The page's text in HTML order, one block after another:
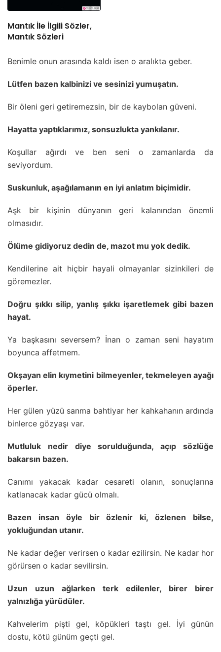
Mantık İle İlgili Sözler,
Mantık Sözleri
Benimle onun arasında kaldı isen o aralıkta geber.
Lütfen bazen kalbinizi ve sesinizi yumuşatın.
Bir öleni geri getiremezsin, bir de kaybolan güveni.
Hayatta yaptıklarımız, sonsuzlukta yankılanır.
Koşullar ağırdı ve ben seni o zamanlarda da
seviyordum.
Suskunluk, aşağılamanın en iyi anlatım biçimidir.
Aşk bir kişinin dünyanın geri kalanından önemli
olmasıdır.
Ölüme gidiyoruz dedin de, mazot mu yok dedik.
Kendilerine ait hiçbir hayali olmayanlar sizinkileri de
göremezler.
Doğru şıkkı silip, yanlış şıkkı işaretlemek gibi bazen
hayat.
Ya başkasını seversem? İnan o zaman seni hayatım
boyunca affetmem.
Okşayan elin kıymetini bilmeyenler, tekmeleyen ayağı
öperler.
Her gülen yüzü sanma bahtiyar her kahkahanın ardında
binlerce gözyaşı var.
Mutluluk nedir diye sorulduğunda, açıp sözlüğe
bakarsın bazen.
Canımı yakacak kadar cesareti olanın, sonuçlarına
katlanacak kadar gücü olmalı.
Bazen insan öyle bir özlenir ki, özlenen bilse,
yokluğundan utanır.
Ne kadar değer verirsen o kadar ezilirsin. Ne kadar hor
görürsen o kadar sevilirsin.
Uzun uzun ağlarken terk edilenler, birer birer
yalnızlığa yürüdüler.
Kahvelerim pişti gel, köpükleri taştı gel. İyi günün
dostu, kötü günüm geçti gel.